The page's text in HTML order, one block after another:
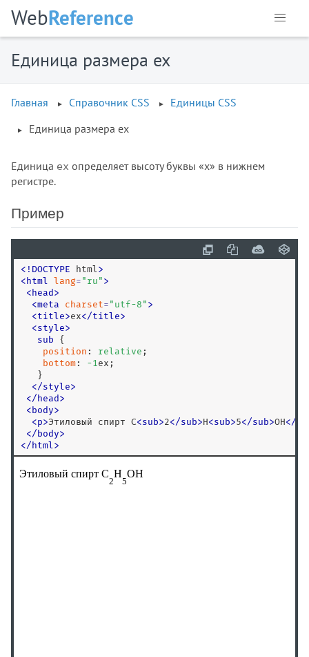
WebReference
Единица размера ex
Главная Справочник CSS
Единицы CSS
Единица размера ex
Единица ex определяет высоту буквы «x» в нижнем
регистре.
Пример
< ! DOCTYPE html >
< html lang= " ru " >
< head >
<meta charset= " utf-8 " >
<title>ex</title>
<style>
sub {
position : relative ;
bottom : -1 ex;
   }
</style>
</ head >
< body>
<p>Этиловый спирт C<sub>2</sub>H<sub>5</sub>OH</
</ body>
</ html >